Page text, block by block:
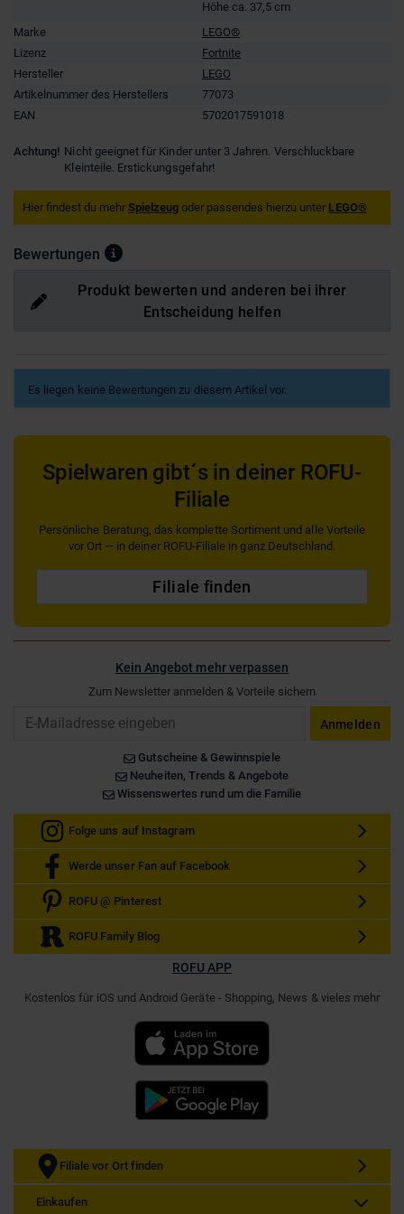
Höhe ca. 37,5 cm
Marke
LEGO®
Lizenz
Fortnite
Hersteller
LEGO
Artikelnummer des Herstellers
77073
EAN
5702017591018
Achtung! Nicht geeignet für Kinder unter 3 Jahren. Verschluckbare
Kleinteile. Erstickungsgefahr!
Hier findest du mehr Spielzeug oder passendes hierzu unter LEGO®
Bewertungen
Produkt bewerten und anderen bei ihrer
Entscheidung helfen
Es liegen keine Bewertungen zu diesem Artikel vor.
Spielwaren gibt´s in deiner ROFU-
Filiale
Persönliche Beratung, das komplette Sortiment und alle Vorteile
vor Ort — in deiner ROFU-Filiale in ganz Deutschland.
Filiale finden
Kein Angebot mehr verpassen
Zum Newsletter anmelden & Vorteile sichern
Anmelden
Gutscheine & Gewinnspiele
Neuheiten, Trends & Angebote
Wissenswertes rund um die Familie
Folge uns auf Instagram
Werde unser Fan auf Facebook
ROFU @ Pinterest
ROFU Family Blog
ROFU APP
Kostenlos für iOS und Android Geräte - Shopping, News & vieles mehr
Filiale vor Ort finden
Einkaufen